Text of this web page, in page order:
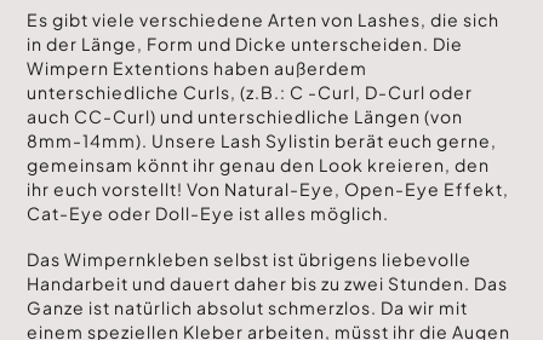
Es gibt viele verschiedene Arten von Lashes, die sich
in der Länge, Form und Dicke unterscheiden. Die
Wimpern Extentions haben außerdem
unterschiedliche Curls, (z.B.: C -Curl, D-Curl oder
auch CC-Curl) und unterschiedliche Längen (von
8mm-14mm). Unsere Lash Sylistin berät euch gerne,
gemeinsam könnt ihr genau den Look kreieren, den
ihr euch vorstellt! Von Natural-Eye, Open-Eye Effekt,
Cat-Eye oder Doll-Eye ist alles möglich.
Das Wimpernkleben selbst ist übrigens liebevolle
Handarbeit und dauert daher bis zu zwei Stunden. Das
Ganze ist natürlich absolut schmerzlos. Da wir mit
einem speziellen Kleber arbeiten, müsst ihr die Augen